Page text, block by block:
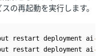
の再起動を実行します。
restart deployment ai -
restart deployment ai -